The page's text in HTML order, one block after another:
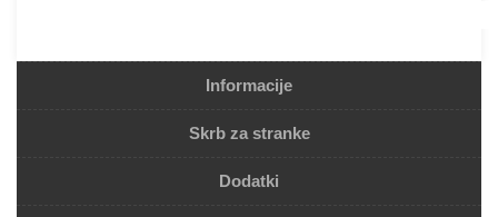
Informacije
Skrb za stranke
Dodatki